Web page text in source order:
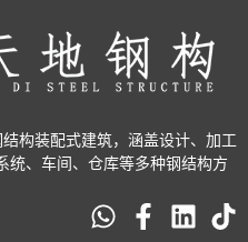
构装配式建筑，涵盖设计、加工
统、车间、仓库等多种钢结构方